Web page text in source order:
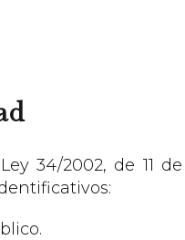
34/2002, de 11